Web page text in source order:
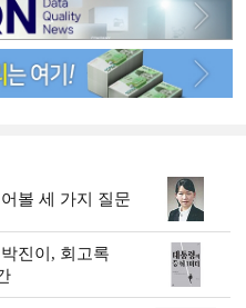
볼 세 가지 질문
진이, 회고록